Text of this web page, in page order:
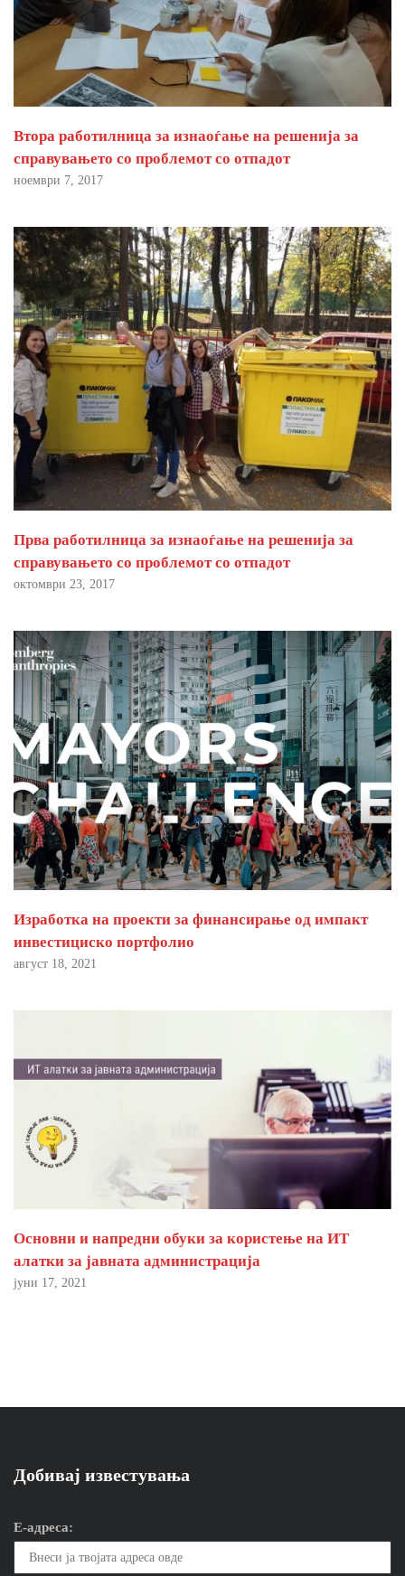
Втора работилница за изнаоѓање на решенија за
справувањето со проблемот со отпадот
ноември 7, 2017
Прва работилница за изнаоѓање на решенија за
справувањето со проблемот со отпадот
октомври 23, 2017
Изработка на проекти за финансирање од импакт
инвестициско портфолио
август 18, 2021
Основни и напредни обуки за користење на ИТ
алатки за јавната администрација
јуни 17, 2021
Добивај известувања
Е-адреса: